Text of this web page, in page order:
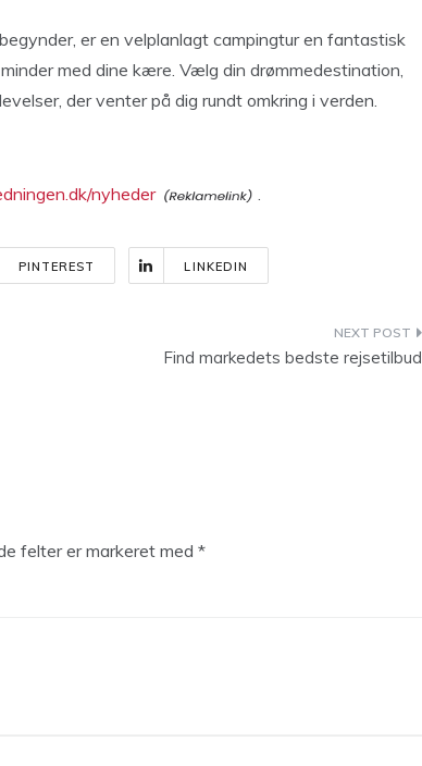
er en velplanlagt campingtur en fantastisk
med dine kære. Vælg din drømmedestination,
der venter på dig rundt omkring i verden.
nyheder .
PINTEREST LINKEDIN
Find markedets bedste rejsetilbud
felter er markeret med *